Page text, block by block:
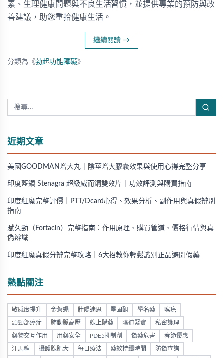
素、生理健康問題與不良生活習慣，並提供專業的預防與改
善建議，助您重拾健康生活。
繼續閱讀 →
分類為《勃起功能障礙》
近期文章
美國GOODMAN增大丸｜陰莖增大膠囊效果與使用心得完整分享
印度藍鑽 Stenagra 超級威而鋼雙效片｜功效評測與購買指南
印度紅魔完整評價｜PTT/Dcard心得、效果分析、副作用與真假辨別
指南
賦久勁（Fortacin）完整指南：作用原理、購買管道、價格行情與真
偽辨識
印度紅魔真假分辨完整攻略｜6大招教你輕鬆識別正品避開假藥
熱點關注
敏感度提升 金蒼蠅 壯陽迷思 睪固酮 學名藥 喉癌
頭頸部癌症 肺動脈高壓 線上購藥 陰道緊實 私密護理
藥物交互作用 用藥安全 PDE5抑制劑 偽藥危害 春節優惠
汗馬糖 攝護腺肥大 每日療法 藥效持續時間 防偽查詢